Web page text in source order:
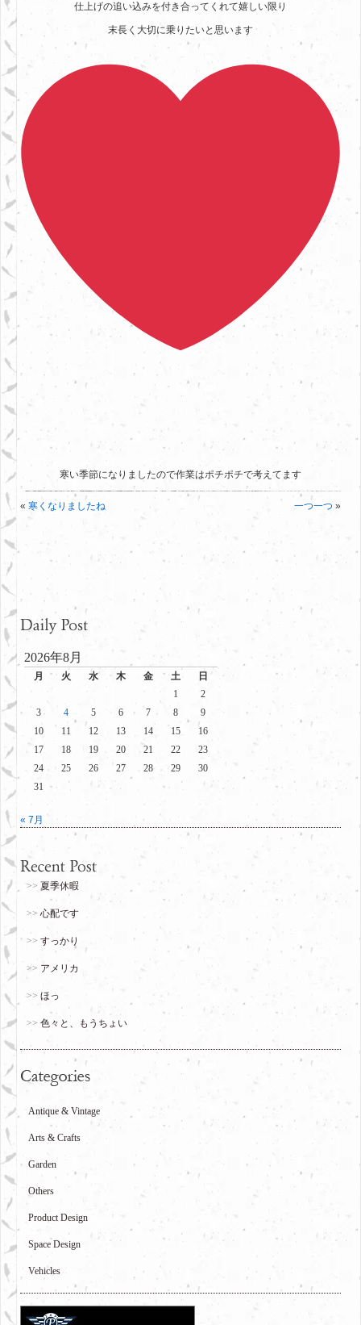
仕上げの追い込みを付き合ってくれて嬉しい限り
末長く大切に乗りたいと思います
寒い季節になりましたので作業はポチポチで考えてます
« 寒くなりましたね 一つ一つ »
2026年8月
月 火 水 木 金 土
日
1
2
3
4 5 6 7 8
9
10
11 12 13 14 15
16
17
18 19 20 21 22
23
24
25 26 27 28 29
30
31
« 7月
夏季休暇
心配です
すっかり
アメリカ
ほっ
色々と、もうちょい
Antique & Vintage
Arts & Crafts
Garden
Others
Product Design
Space Design
Vehicles